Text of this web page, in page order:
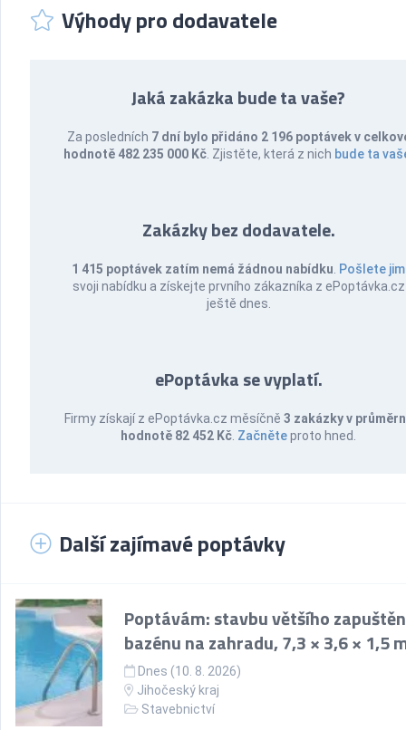
Výhody pro dodavatele
Jaká zakázka bude ta vaše?
Za posledních 7 dní bylo přidáno 2 196 poptávek v
hodnotě 482 235 000 Kč . Zjistěte, která z nich bude ta
Zakázky bez dodavatele.
1 415 poptávek zatím nemá žádnou nabídku Pošlete jim
svoji nabídku a získejte prvního zákazníka z ePoptávka.cz
ještě dnes.
ePoptávka se vyplatí.
Firmy získají z ePoptávka.cz měsíčně 3 zakázky v
hodnotě 82 452 Kč Začněteproto hned.
Další zajímavé poptávky
Poptávám: stavbu většího
bazénu na zahradu, 7,3 × 3,6 × 1,5
Dnes (10. 8. 2026)
Jihočeský kraj
Stavebnictví